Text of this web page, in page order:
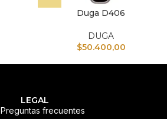
Duga D406
DUGA
$50.400,00
LEGAL
Preguntas frecuentes